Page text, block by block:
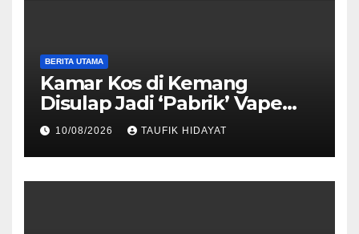
BERITA UTAMA
Kamar Kos di Kemang
Disulap Jadi ‘Pabrik’ Vape
Etomidate, 3 Orang Diciduk
10/08/2026 TAUFIK HIDAYAT